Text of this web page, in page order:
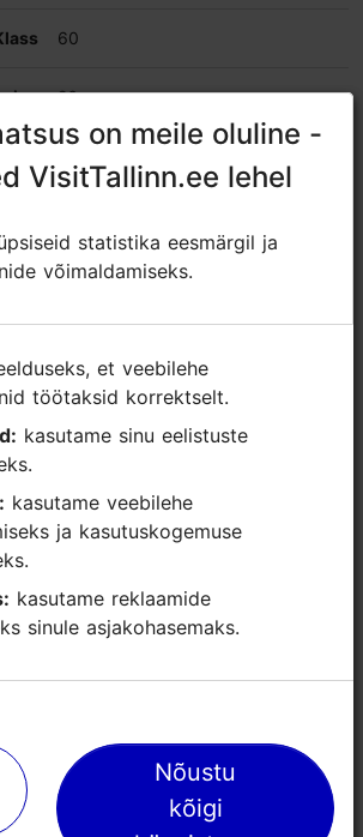
60
26
99
50
20
20
45
Tornimäe 2
45
on meile oluline -
VisitTallinn.ee lehel
statistika eesmärgil ja
võimaldamiseks.
töötaksid korrektselt.
ja kasutuskogemuse
sinule asjakohasemaks.
Nõustu
kõigi
on meile oluline -
VisitTallinn.ee lehel
statistika eesmärgil ja
võimaldamiseks.
töötaksid korrektselt.
ja kasutuskogemuse
sinule asjakohasemaks.
Nõustu
kõigi